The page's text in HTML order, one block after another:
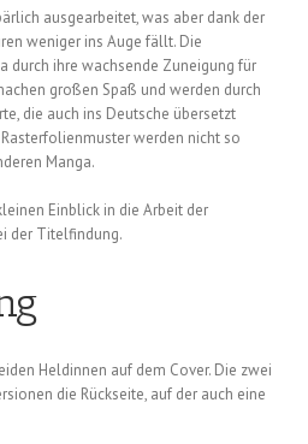
ausgearbeitet, was aber dank der
weniger ins Auge fällt. Die
durch ihre wachsende Zuneigung für
großen Spaß und werden durch
die auch ins Deutsche übersetzt
werden nicht so
Manga.
Einblick in die Arbeit der
der Titelfindung.
Heldinnen auf dem Cover. Die zwei
die Rückseite, auf der auch eine